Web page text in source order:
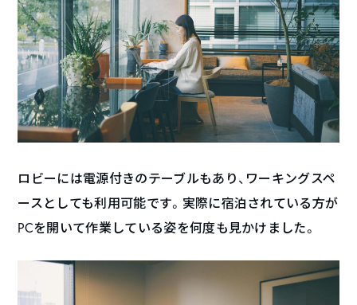
ロビーには電源付きのテーブルもあり、ワーキングスペ
ースとしても利用可能です。実際に宿泊されている方が
PCを開いて作業している姿を何度も見かけました。